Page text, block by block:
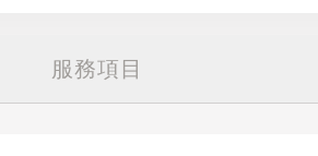
服務項目